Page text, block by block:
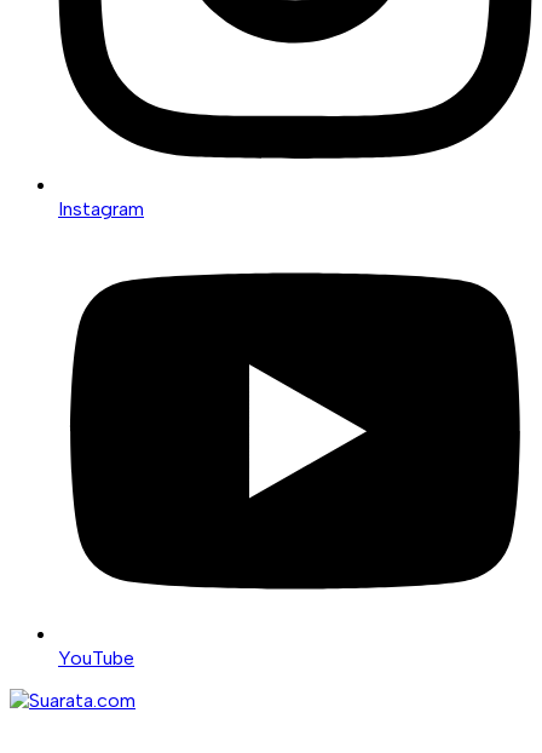
Instagram
YouTube